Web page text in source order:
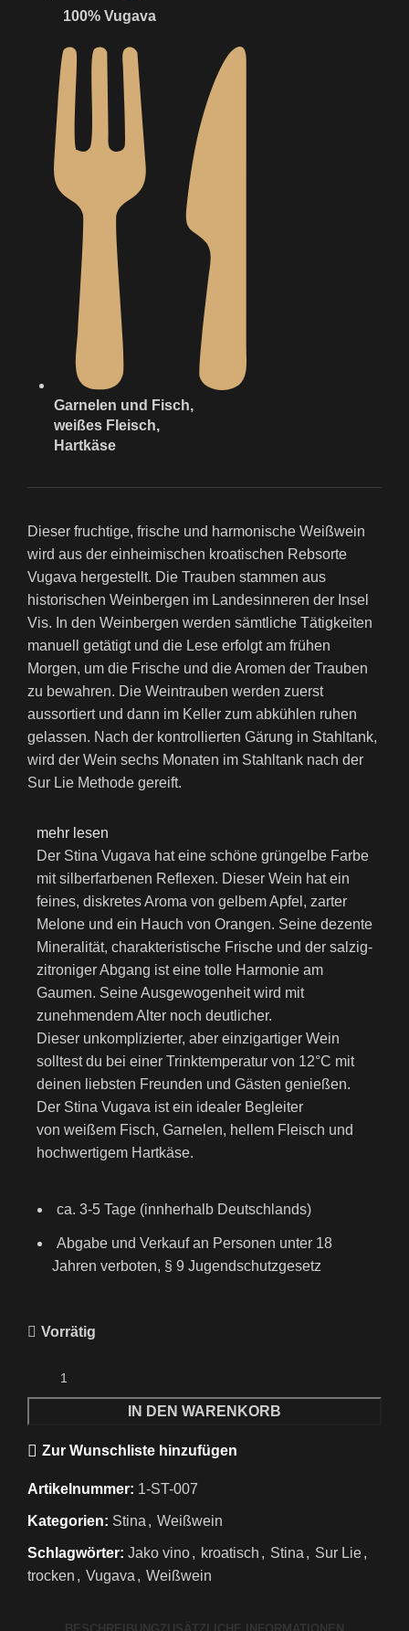
100% Vugava
Garnelen und Fisch,
weißes Fleisch,
Hartkäse
Dieser fruchtige, frische und harmonische Weißwein
wird aus der einheimischen kroatischen Rebsorte
Vugava hergestellt. Die Trauben stammen aus
historischen Weinbergen im Landesinneren der Insel
Vis. In den Weinbergen werden sämtliche Tätigkeiten
manuell getätigt und die Lese erfolgt am frühen
Morgen, um die Frische und die Aromen der Trauben
zu bewahren. Die Weintrauben werden zuerst
aussortiert und dann im Keller zum abkühlen ruhen
gelassen. Nach der kontrollierten Gärung in Stahltank,
wird der Wein sechs Monaten im Stahltank nach der
Sur Lie Methode gereift.
mehr lesen
Der Stina Vugava hat eine schöne grüngelbe Farbe
mit silberfarbenen Reflexen. Dieser Wein hat ein
feines, diskretes Aroma von gelbem Apfel, zarter
Melone und ein Hauch von Orangen. Seine dezente
Mineralität, charakteristische Frische und der salzig-
zitroniger Abgang ist eine tolle Harmonie am
Gaumen. Seine Ausgewogenheit wird mit
zunehmendem Alter noch deutlicher.
Dieser unkomplizierter, aber einzigartiger Wein
solltest du bei einer Trinktemperatur von 12°C mit
deinen liebsten Freunden und Gästen genießen.
Der Stina Vugava ist ein idealer Begleiter
von weißem Fisch, Garnelen, hellem Fleisch und
hochwertigem Hartkäse.
ca. 3-5 Tage (innherhalb Deutschlands)
Abgabe und Verkauf an Personen unter 18
Jahren verboten, § 9 Jugendschutzgesetz
Vorrätig
IN DEN WARENKORB
Zur Wunschliste hinzufügen
Artikelnummer: 1-ST-007
Kategorien: Stina , Weißwein
Schlagwörter: Jako vino, kroatisch , Stina , Sur Lie,
trocken , Vugava , Weißwein